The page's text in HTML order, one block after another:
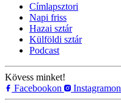
Címlapsztori
Napi friss
Hazai sztár
Külföldi sztár
Podcast
Kövess minket!
Facebookon
Instagramon